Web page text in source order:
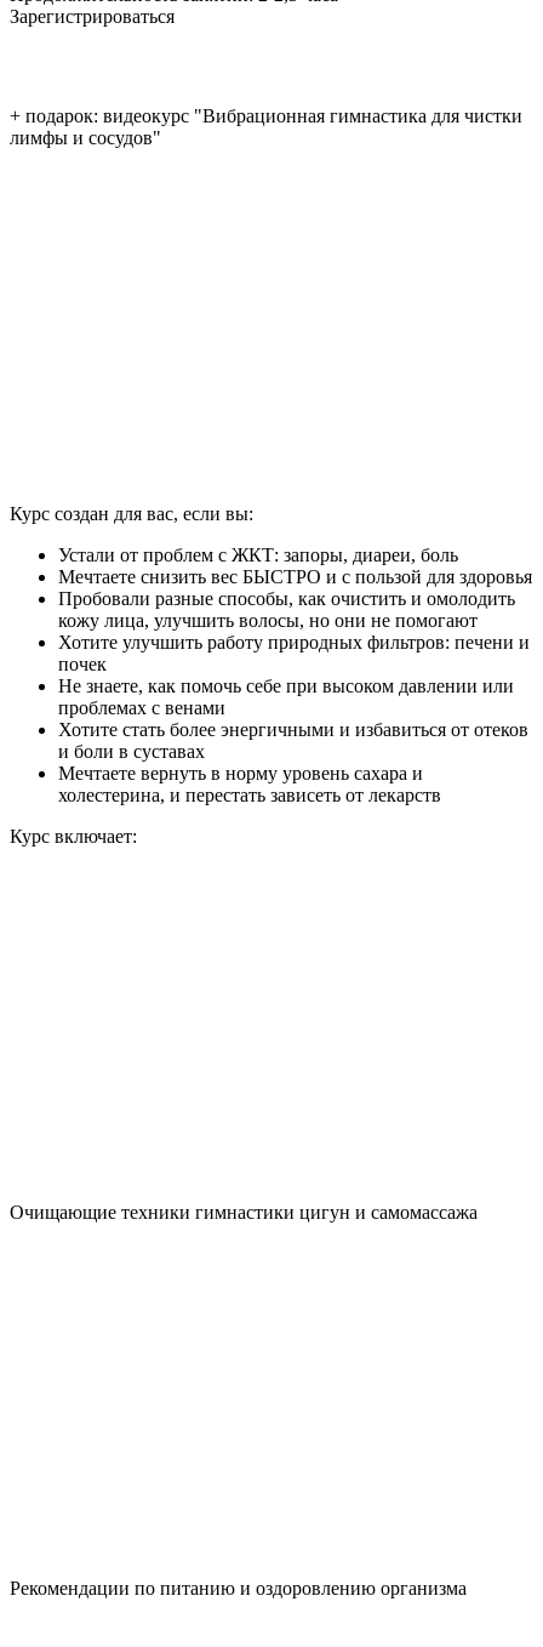
Зарегистрироваться
+ подарок: видеокурс "Вибрационная гимнастика для чистки
лимфы и сосудов"
Курс создан для вас, если вы:
Устали от проблем с ЖКТ: запоры, диареи, боль
Мечтаете снизить вес БЫСТРО и с пользой для здоровья
Пробовали разные способы, как очистить и омолодить
кожу лица, улучшить волосы, но они не помогают
Хотите улучшить работу природных фильтров: печени и
почек
Не знаете, как помочь себе при высоком давлении или
проблемах с венами
Хотите стать более энергичными и избавиться от отеков
и боли в суставах
Мечтаете вернуть в норму уровень сахара и
холестерина, и перестать зависеть от лекарств
Курс включает:
Очищающие техники гимнастики цигун и самомассажа
Рекомендации по питанию и оздоровлению организма